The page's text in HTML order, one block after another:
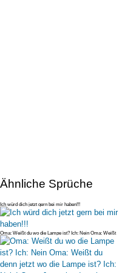
Ähnliche Sprüche
Ich würd dich jetzt gern bei mir haben!!!
Oma: Weißt du wo die Lampe ist? Ich: Nein Oma: Weißt
du denn jetzt wo di